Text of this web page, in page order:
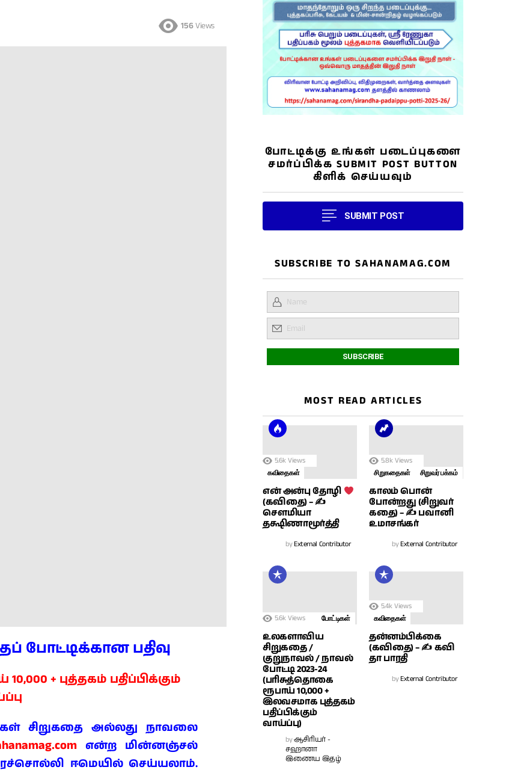
156 Views
போட்டிக்கான பதிவு
+ புத்தகம் பதிப்பிக்கும்
சிறுகதை அல்லது நாவலை
என்ற மின்னஞ்சல்
ஈமெயில் செய்யலாம்.
போட்டிக்கு உங்கள் படைப்புகளை
சமர்ப்பிக்க SUBMIT POST BUTTON
கிளிக் செய்யவும்
SUBMIT POST
SUBSCRIBE TO SAHANAMAG.COM
MOST READ ARTICLES
5.6k Views
கவிதைகள்
என் அன்பு தோழி
(கவிதை) – ✍
சௌமியா
தக்ஷிணாமூர்த்தி
byExternal Contributor
5.8k Views
சிறுகதைகள் சிறுவர் பக்கம்
காலம் பொன்
போன்றது (சிறுவர்
கதை) – ✍ பவானி
உமாசங்கர்
byExternal Contributor
5.6k Views போட்டிகள்
உலகளாவிய
சிறுகதை /
குறுநாவல் / நாவல்
போட்டி 2023-24
(பரிசுத்தொகை
ரூபாய் 10,000 +
இலவசமாக புத்தகம்
பதிப்பிக்கும்
வாய்ப்பு)
byஆசிரியர் -
சஹானா
இணைய இதழ்
5.4k Views
கவிதைகள்
தன்னம்பிக்கை
(கவிதை) – ✍ கவி
தா பாரதி
byExternal Contributor